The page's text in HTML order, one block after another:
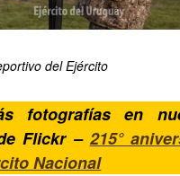
del Ejército
fotografías en
Flickr – 215°
Nacional